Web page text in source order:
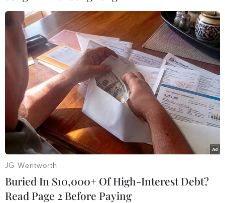
Theo dõi VietnamPlus
TIN LIÊN QUAN
JG Wentworth
Buried In $10,000+ Of High-Interest Debt?
Read Page 2 Before Paying